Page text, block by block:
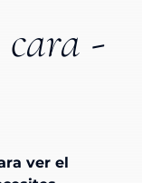
-
ver el